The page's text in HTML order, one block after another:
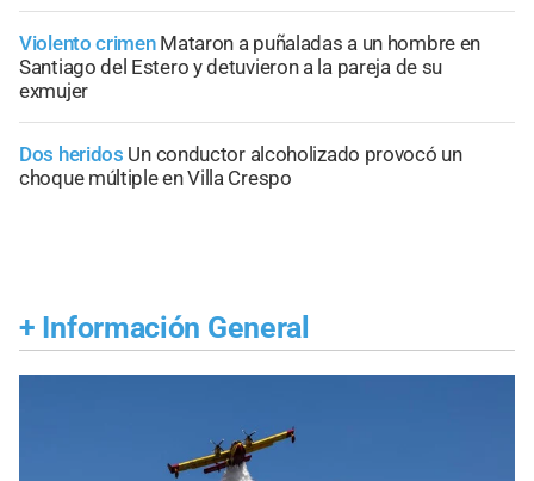
Violento crimen Mataron a puñaladas a un hombre en
Santiago del Estero y detuvieron a la pareja de su
exmujer
Dos heridos Un conductor alcoholizado provocó un
choque múltiple en Villa Crespo
+ Información General